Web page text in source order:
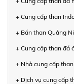
+ Cung cấp than
+ Bán than Quảng
+ Cung cấp than đá
+ Nhà cung cấp
+ Dịch vụ cung cấp